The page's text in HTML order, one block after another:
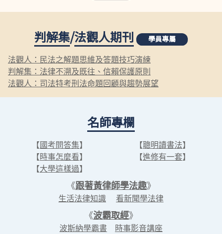
判解集/法觀人期刊 學員專屬
法觀人：民法之解題思維及答題技巧演練
判解集：法律不溯及既往、信賴保護原則
法觀人：司法特考刑法命題回顧與趨勢展望
名師專欄
【國考問答集】 【聰明讀書法】
【時事怎麼看】 【進修有一套】
【大學這樣過】
《跟著黃律師學法趣》
生活法律知識 看新聞學法律
《波霸取經》
波斯納學霸書 時事影音講座